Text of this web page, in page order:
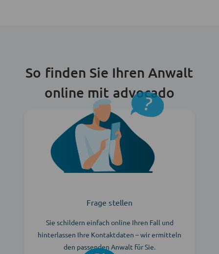
So finden Sie Ihren Anwalt
online mit advocado
Frage stellen
Sie schildern einfach online Ihren Fall und
hinterlassen Ihre Kontaktdaten – wir ermitteln
den passenden Anwalt für Sie.